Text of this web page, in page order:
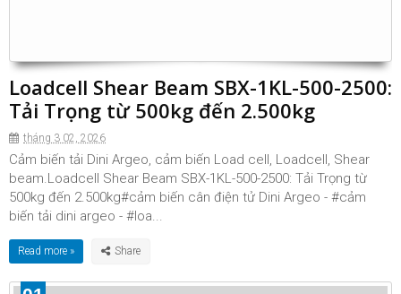
Loadcell Shear Beam SBX-1KL-500-2500:
Tải Trọng từ 500kg đến 2.500kg
tháng 3 02, 2026
Cảm biến tải Dini Argeo, cảm biến Load cell, Loadcell, Shear
beam.Loadcell Shear Beam SBX-1KL-500-2500: Tải Trọng từ
500kg đến 2.500kg#cảm biến cân điện tử Dini Argeo - #cảm
biến tải dini argeo - #loa...
Read more »